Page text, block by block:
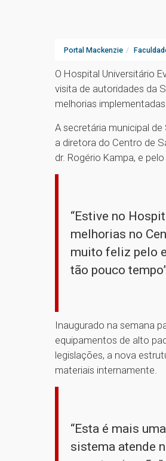
Portal Mackenzie
O Hospital Universitário
visita de autoridades da
melhorias
A secretária municipal
a diretora do Centro de
dr. Rogério Kampa, e
“Estive no
melhorias no
muito feliz pelo
tão pouco
Inaugurado na semana
equipamentos de alto
legislações, a nova
materiais internamente.
“Esta é mais
sistema atende